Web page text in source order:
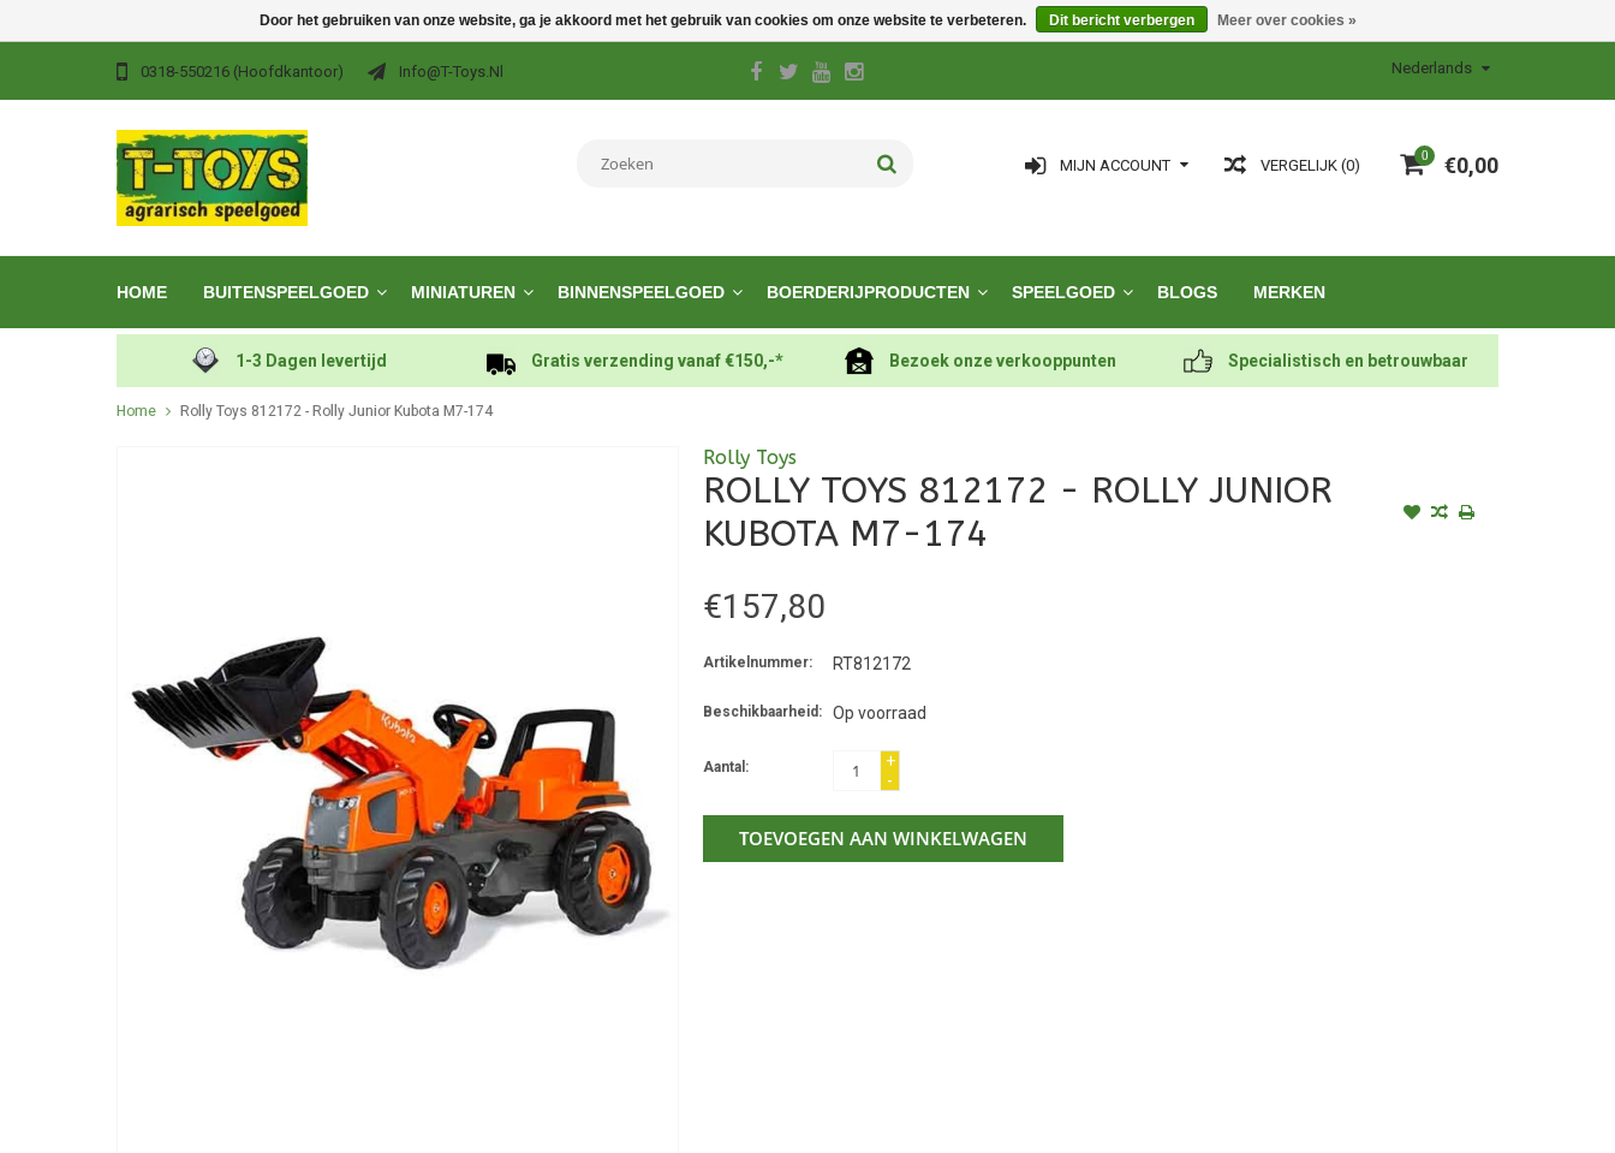
0318-550216 (hoofdkantoor) Info@t-Toys.nl Nederlands
0 €0,00
VERGELIJK (0)
MIJN ACCOUNT
HOME BUITENSPEELGOED MINIATUREN BINNENSPEELGOED BOERDERIJPRODUCTEN SPEELGOED BLOGS MERKEN
1-3 Dagen levertijd Gratis verzending vanaf €150,-* Bezoek onze verkooppunten Specialistisch en betrouwbaar
Home Rolly Toys 812172 - Rolly Junior Kubota M7-174
Rolly Toys
ROLLY TOYS 812172 - ROLLY JUNIOR
KUBOTA M7-174
€157,80
Artikelnummer: RT812172
Beschikbaarheid: Op voorraad
Aantal:
+
-
TOEVOEGEN AAN WINKELWAGEN
Door het gebruiken van onze website, ga je akkoord met het gebruik van cookies om onze website te verbeteren. Dit bericht verbergen Meer over cookies »